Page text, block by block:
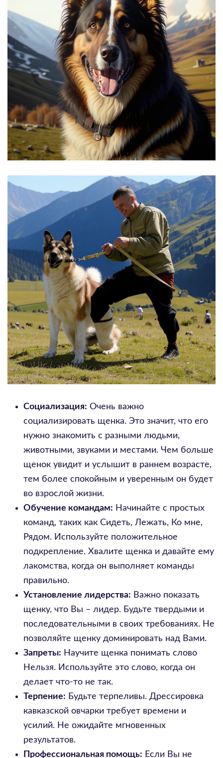
Социализация: Очень важно
социализировать щенка. Это значит, что его
нужно знакомить с разными людьми,
животными, звуками и местами. Чем больше
щенок увидит и услышит в раннем возрасте,
тем более спокойным и уверенным он будет
во взрослой жизни.
Обучение командам: Начинайте с простых
команд, таких как Сидеть, Лежать, Ко мне,
Рядом. Используйте положительное
подкрепление. Хвалите щенка и давайте ему
лакомства, когда он выполняет команды
правильно.
Установление лидерства: Важно показать
щенку, что Вы – лидер. Будьте твердыми и
последовательными в своих требованиях. Не
позволяйте щенку доминировать над Вами.
Запреты: Научите щенка понимать слово
Нельзя. Используйте это слово, когда он
делает что-то не так.
Терпение: Будьте терпеливы. Дрессировка
кавказской овчарки требует времени и
усилий. Не ожидайте мгновенных
результатов.
Профессиональная помощь: Если Вы не